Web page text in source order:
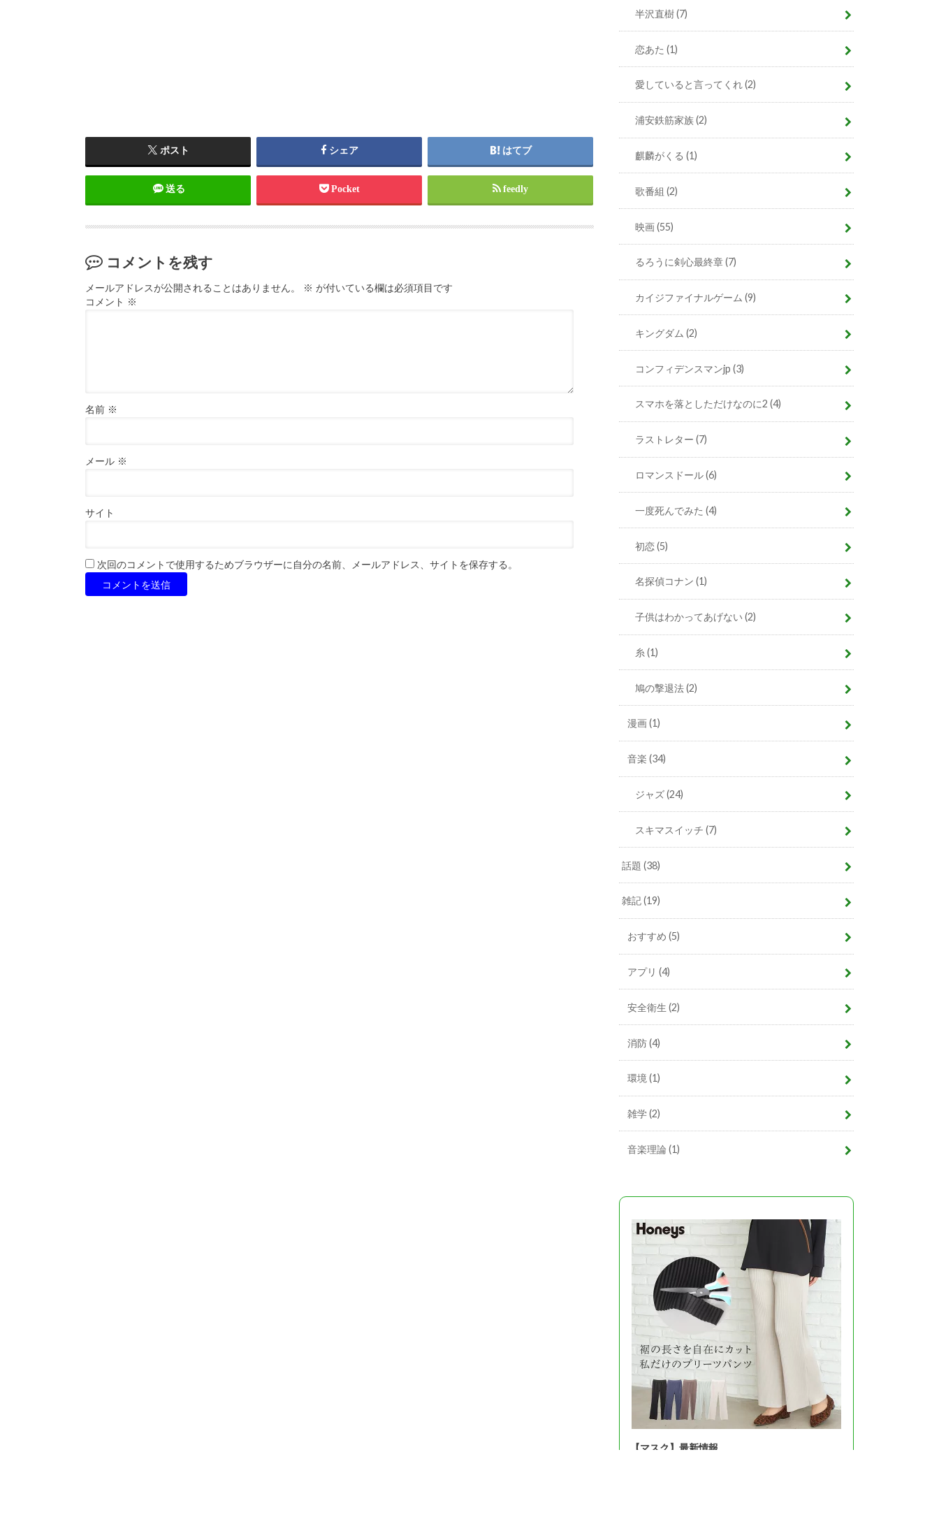
ポスト シェア はてブ
送る Pocket feedly
コメントを残す
メールアドレスが公開されることはありません。 ※ が付いている欄は必須項目です
コメント ※
名前 ※
メール ※
サイト
次回のコメントで使用するためブラウザーに自分の名前、メールアドレス、サイトを保存する。
半沢直樹(7)
恋あた(1)
愛していると言ってくれ(2)
浦安鉄筋家族(2)
麒麟がくる(1)
歌番組(2)
映画(55)
るろうに剣心最終章(7)
カイジファイナルゲーム(9)
キングダム(2)
コンフィデンスマンjp(3)
スマホを落としただけなのに2(4)
ラストレター(7)
ロマンスドール(6)
一度死んでみた(4)
初恋(5)
名探偵コナン(1)
子供はわかってあげない(2)
糸(1)
鳩の撃退法(2)
漫画(1)
音楽 (34)
ジャズ(24)
スキマスイッチ(7)
話題(38)
雑記(19)
おすすめ (5)
アプリ (4)
安全衛生 (2)
消防(4)
環境 (1)
雑学(2)
音楽理論(1)
【マスク】最新情報